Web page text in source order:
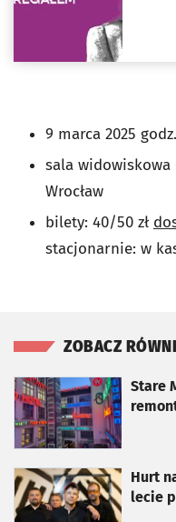
9 marca 2025
sala widowiskowa
Wrocław
bilety: 40/50 zł
stacjonarnie: w
ZOBACZ
Stare
otworzy się w nowej
Hurt
lecie
otworzy się w nowej